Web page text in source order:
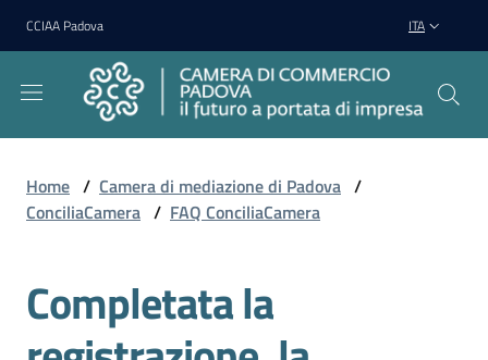
Vai al contenuto
Vai alla navigazione
Vai al footer
CCIAA Padova ITA
Camera
di
Padova
Menu selezionato
Home / Camera di mediazione di Padova /
ConciliaCamera / FAQ ConciliaCamera
Salta al contenuto
Completata la